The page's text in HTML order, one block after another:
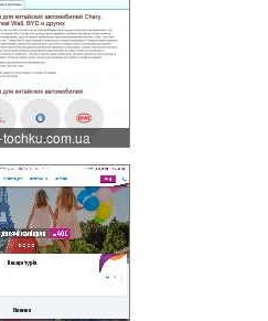
tochku.com.ua